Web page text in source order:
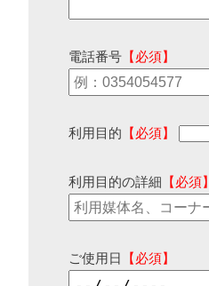
電話番号 【必須】
利用目的 【必須】
利用目的の詳細 【必須】
ご使用日 【必須】